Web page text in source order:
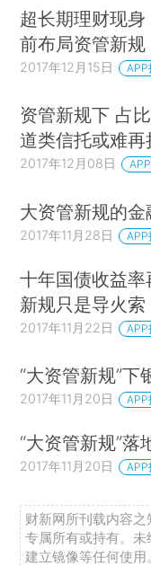
超长期理财现
前布局资管新规
2017年12月15日 APP
资管新规下 占
道类信托或难再
2017年12月08日
大资管新规的金
2017年11月28日 APP
十年国债收益
新规只是导火索
2017年11月22日 APP
“大资管新规”
2017年11月20日 APP
“大资管新规”落
2017年11月20日 APP
财新网所刊载内容
专属所有或持有。
建立镜像等任何使用。